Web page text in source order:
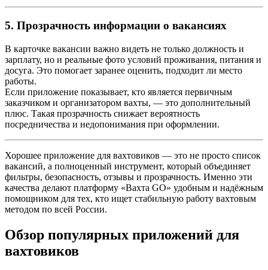
5. Прозрачность информации о вакансиях
В карточке вакансии важно видеть не только должность и
зарплату, но и реальные фото условий проживания, питания и
досуга. Это помогает заранее оценить, подходит ли место
работы.
Если приложение показывает, кто является первичным
заказчиком и организатором вахты, — это дополнительный
плюс. Такая прозрачность снижает вероятность
посредничества и недопонимания при оформлении.
Хорошее приложение для вахтовиков — это не просто список
вакансий, а полноценный инструмент, который объединяет
фильтры, безопасность, отзывы и прозрачность. Именно эти
качества делают платформу «Вахта GO» удобным и надёжным
помощником для тех, кто ищет стабильную работу вахтовым
методом по всей России.
Обзор популярных приложений для
вахтовиков